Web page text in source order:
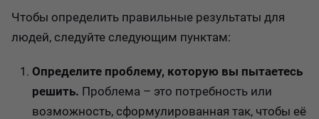
Чтобы определить правильные результаты для
людей, следуйте следующим пунктам:
Определите проблему, которую вы пытаетесь
решить. Проблема – это потребность или
возможность, сформулированная так, чтобы её